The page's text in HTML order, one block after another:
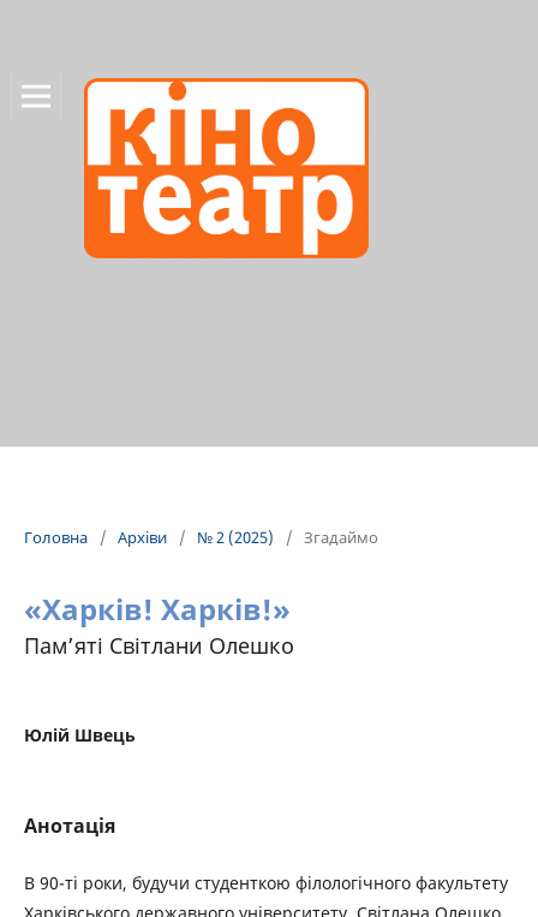
Головна / Архіви / № 2 (2025) / Згадаймо
«Харків! Харків!»
Пам’яті Світлани Олешко
Юлій Швець
Анотація
В 90-ті роки, будучи студенткою філологічного факультету